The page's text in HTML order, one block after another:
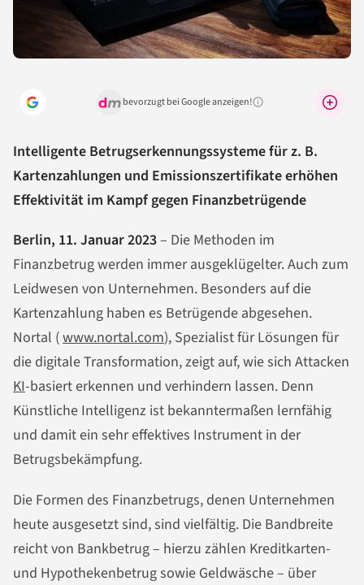
bevorzugt bei Google anzeigen!Warum lohnt sich das?
Intelligente Betrugserkennungssysteme für z. B.
Kartenzahlungen und Emissionszertifikate erhöhen
Effektivität im Kampf gegen Finanzbetrügende
Berlin, 11. Januar 2023– Die Methoden im
Finanzbetrug werden immer ausgeklügelter. Auch zum
Leidwesen von Unternehmen. Besonders auf die
Kartenzahlung haben es Betrügende abgesehen.
Nortal (www.nortal.com), Spezialist für Lösungen für
die digitale Transformation, zeigt auf, wie sich Attacken
KI-basiert erkennen und verhindern lassen. Denn
Künstliche Intelligenz ist bekanntermaßen lernfähig
und damit ein sehr effektives Instrument in der
Betrugsbekämpfung.
Die Formen des Finanzbetrugs, denen Unternehmen
heute ausgesetzt sind, sind vielfältig. Die Bandbreite
reicht von Bankbetrug – hierzu zählen Kreditkarten-
und Hypothekenbetrug sowie Geldwäsche – über